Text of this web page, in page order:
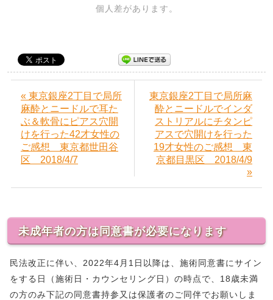
個人差があります。
« 東京銀座2丁目で局所
麻酔とニードルで耳た
ぶ＆軟骨にピアス穴開
けを行った42才女性の
ご感想 東京都世田谷
区 2018/4/7
東京銀座2丁目で局所麻
酔とニードルでインダ
ストリアルにチタンピ
アスで穴開けを行った
19才女性のご感想 東
京都目黒区 2018/4/9
»
未成年者の方は同意書が必要になります
民法改正に伴い、2022年4月1日以降は、施術同意書にサイン
をする日（施術日・カウンセリング日）の時点で、18歳未満
の方のみ下記の同意書持参又は保護者のご同伴でお願いしま